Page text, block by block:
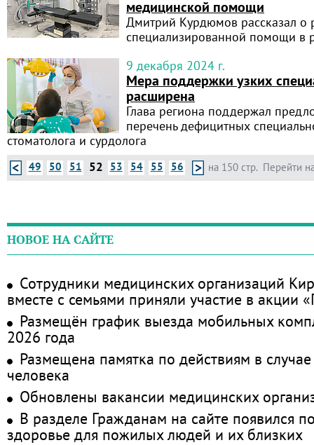
медицинской помощи
Дмитрий Курдюмов рассказал о
специализированной помощи в
9 декабря 2024 г.
Мера поддержки узких
расширена
Глава региона поддержал
перечень дефицитных
стоматолога и сурдолога
Перейти
49 50 51 52 53 54 55 56 на 150 стр.
НОВОЕ НА САЙТЕ
Сотрудники медицинских организаций
вместе с семьями приняли участие в акции
Размещён график выезда мобильных
2026 года
Размещена памятка по действиям в
человека
Обновлены вакансии медицинских
В разделе Гражданам на сайте появился
здоровье для пожилых людей и их близких